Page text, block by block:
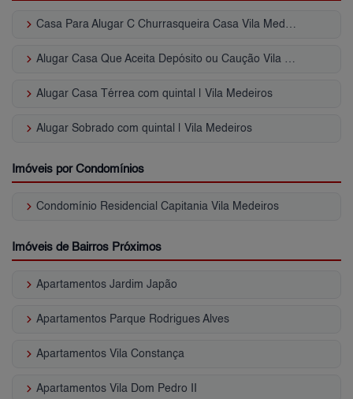
keyboard_arrow_right Casa Para Alugar C Churrasqueira Casa Vila Medeiros - SP
keyboard_arrow_right Alugar Casa Que Aceita Depósito ou Caução Vila Medeiros - SP
keyboard_arrow_right Alugar Casa Térrea com quintal | Vila Medeiros
keyboard_arrow_right Alugar Sobrado com quintal | Vila Medeiros
Imóveis por Condomínios
keyboard_arrow_right Condomínio Residencial Capitania Vila Medeiros
Imóveis de Bairros Próximos
keyboard_arrow_right Apartamentos Jardim Japão
keyboard_arrow_right Apartamentos Parque Rodrigues Alves
keyboard_arrow_right Apartamentos Vila Constança
keyboard_arrow_right Apartamentos Vila Dom Pedro II